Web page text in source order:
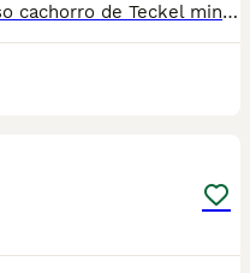
📞 613283995 WhatsApp Precioso cachorro de Teckel miniatura es el del video Entregamos nuestros pequeños cachorritos con todas las garantías y cuidados necesarios , disponemos de núcleo zoológico para crianza y venta de nuestros cachorros . ✅Desparasitaciones y vacunas correspondientes a su edad . ✅Cartilla de vacunación . ✅Revisiones veterinarias . ✅Garantías víricas de 15 días . ✅Garantías genéticas de un año . Seriedad , confianza y bienestar animal son nuestra prioridad . También ofrecemos transporte propio para nuestros pequeños cachorros a toda la península , el pago lo podéis hacer contra reembolso . (con coste adicional) . Mandamos a toda España . Toledo, Málaga, Alicante, Valencia, Bilbao, Asturias, Vizcaya, Barcelona, Tarragona, Sevilla, Murcia, Valladolid, Ávila, Salamanca etc... Disponemos de varias razas Si no esta la raza que queréis llámanos , intentaremos encontrártela , trabajamos con los mejores criadores de España .